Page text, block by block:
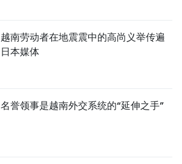
越南劳动者在地震震中的高尚义举传遍
日本媒体
名誉领事是越南外交系统的“延伸之手”